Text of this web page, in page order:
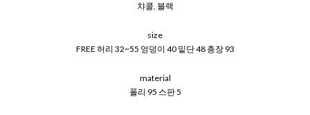
챠콜, 블랙
size
FREE 허리 32~55 엉덩이 40 밑단 48 총장 93
material
폴리 95 스판 5